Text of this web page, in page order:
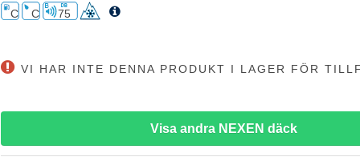
C C 75
VI HAR INTE DENNA PRODUKT I LAGER FÖR
Visa andra NEXEN däck